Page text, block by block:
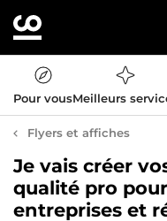
Pour vousMeilleurs
Flyers et affiches
Je vais créer
qualité pro
entreprises et